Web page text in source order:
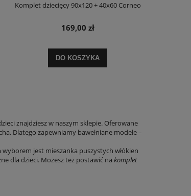
Komplet dziecięcy 90x120 + 40x60 Corneo
169,00 zł
DO KOSZYKA
znajdziesz w naszym sklepie. Oferowane
Dlatego zapewniamy bawełniane modele –
wyborem jest mieszanka puszystych włókien
dla dzieci. Możesz też postawić na komplet